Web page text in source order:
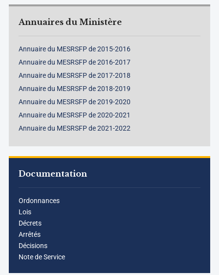
Annuaires du Ministère
Annuaire du MESRSFP de 2015-2016
Annuaire du MESRSFP de 2016-2017
Annuaire du MESRSFP de 2017-2018
Annuaire du MESRSFP de 2018-2019
Annuaire du MESRSFP de 2019-2020
Annuaire du MESRSFP de 2020-2021
Annuaire du MESRSFP de 2021-2022
Documentation
Ordonnances
Lois
Décrets
Arrêtés
Décisions
Note de Service